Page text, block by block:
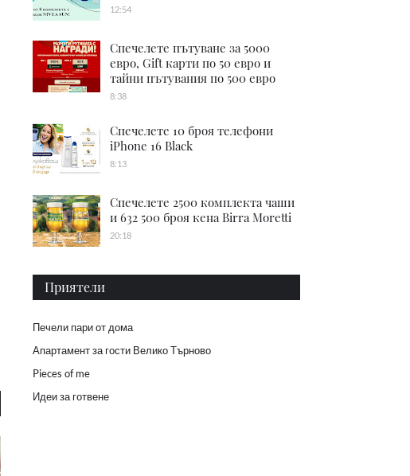
12:54
Спечелете пътуване за 5000
евро, Gift карти по 50 евро и
тайни пътувания по 500 евро
8:38
Спечелете 10 броя телефони
iPhone 16 Black
8:13
Спечелете 2500 комплекта чаши
и 632 500 броя кена Birra Moretti
20:18
Приятели
Печели пари от дома
Апартамент за гости Велико Търново
Pieces of me
Идеи за готвене